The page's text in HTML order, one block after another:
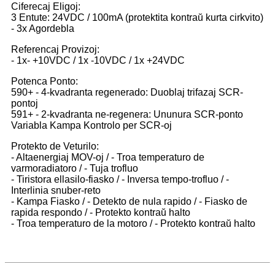
Ciferecaj Eligoj:
3 Entute: 24VDC / 100mA (protektita kontraŭ kurta cirkvito)
- 3x Agordebla
Referencaj Provizoj:
- 1x- +10VDC / 1x -10VDC / 1x +24VDC
Potenca Ponto:
590+ - 4-kvadranta regenerado: Duoblaj trifazaj SCR-
pontoj
591+ - 2-kvadranta ne-regenera: Ununura SCR-ponto
Variabla Kampa Kontrolo per SCR-oj
Protekto de Veturilo:
- Altaenergiaj MOV-oj / - Troa temperaturo de
varmoradiatoro / - Tuja trofluo
- Tiristora ellasilo-fiasko / - Inversa tempo-trofluo / -
Interlinia snuber-reto
- Kampa Fiasko / - Detekto de nula rapido / - Fiasko de
rapida respondo / - Protekto kontraŭ halto
- Troa temperaturo de la motoro / - Protekto kontraŭ halto